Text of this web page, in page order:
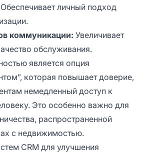
Обеспечивает личный подход
коммуникации: Увеличивает
обслуживания.
является опция
которая повышает доверие,
немедленный доступ к
Это особенно важно для
распространенной
с недвижимостью.
CRM для улучшения